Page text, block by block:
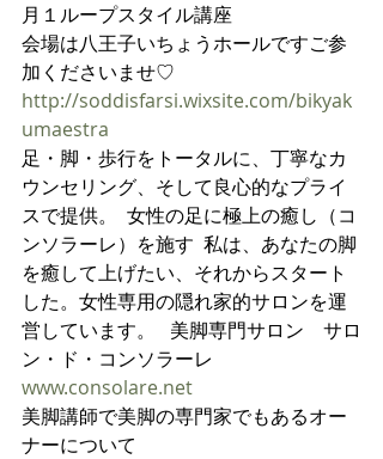
月１ループスタイル講座
会場は八王子いちょうホールですご参
加くださいませ♡
http://soddisfarsi.wixsite.com/bikyak
umaestra
足・脚・歩行をトータルに、丁寧なカ
ウンセリング、そして良心的なプライ
スで提供。  女性の足に極上の癒し（コ
ンソラーレ）を施す  私は、あなたの脚
を癒して上げたい、それからスタート
した。女性専用の隠れ家的サロンを運
営しています。   美脚専門サロン　サロ
ン・ド・コンソラーレ
www.consolare.net
美脚講師で美脚の専門家でもあるオー
ナーについて